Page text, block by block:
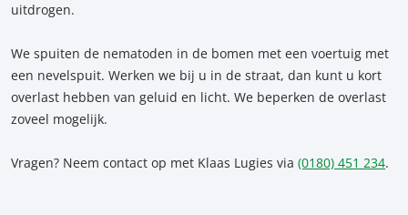
uitdrogen.
We spuiten de nematoden in de bomen met een voertuig met
een nevelspuit. Werken we bij u in de straat, dan kunt u kort
overlast hebben van geluid en licht. We beperken de overlast
zoveel mogelijk.
Vragen? Neem contact op met Klaas Lugies via (0180) 451 234.